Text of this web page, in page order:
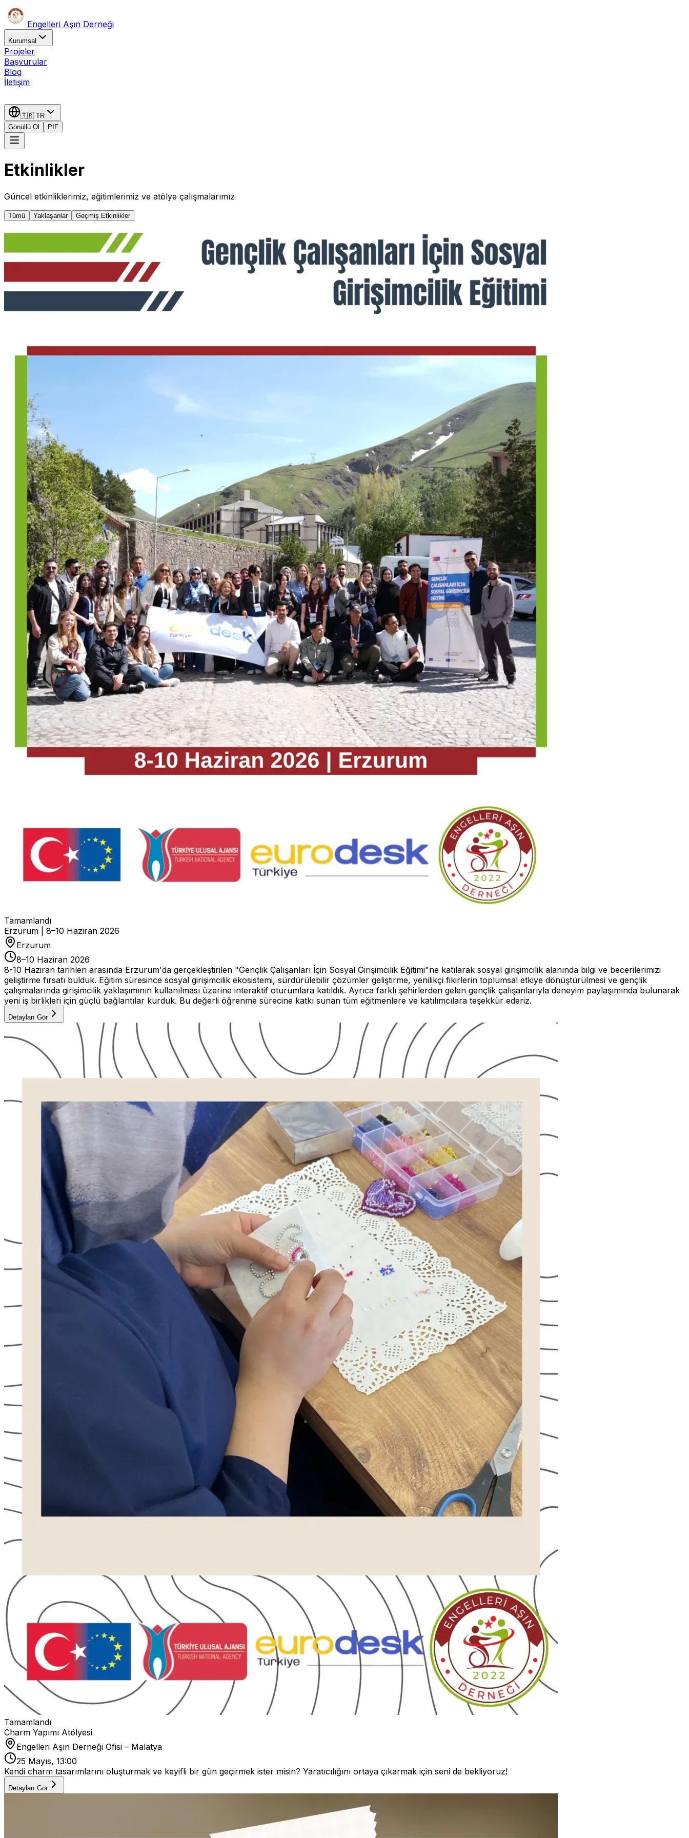
Engelleri Aşın Derneği
Kurumsal
Projeler
Başvurular
Blog
İletişim
🇹🇷 TR
Gönüllü Ol
PIF
Etkinlikler
Güncel etkinliklerimiz, eğitimlerimiz ve atölye çalışmalarımız
Tümü Yaklaşanlar Geçmiş Etkinlikler
Tamamlandı
Erzurum | 8–10 Haziran 2026
Erzurum
8–10 Haziran 2026
8-10 Haziran tarihleri arasında Erzurum'da gerçekleştirilen "Gençlik Çalışanları İçin Sosyal Girişimcilik Eğitimi"ne katılarak sosyal girişimcilik alanında bilgi ve becerilerimizi
geliştirme fırsatı bulduk. Eğitim süresince sosyal girişimcilik ekosistemi, sürdürülebilir çözümler geliştirme, yenilikçi fikirlerin toplumsal etkiye dönüştürülmesi ve gençlik
çalışmalarında girişimcilik yaklaşımının kullanılması üzerine interaktif oturumlara katıldık. Ayrıca farklı şehirlerden gelen gençlik çalışanlarıyla deneyim paylaşımında bulunarak
yeni iş birlikleri için güçlü bağlantılar kurduk. Bu değerli öğrenme sürecine katkı sunan tüm eğitmenlere ve katılımcılara teşekkür ederiz.
Detayları Gör
Tamamlandı
Charm Yapımı Atölyesi
Engelleri Aşın Derneği Ofisi – Malatya
25 Mayıs, 13:00
Kendi charm tasarımlarını oluşturmak ve keyifli bir gün geçirmek ister misin? Yaratıcılığını ortaya çıkarmak için seni de bekliyoruz!
Detayları Gör